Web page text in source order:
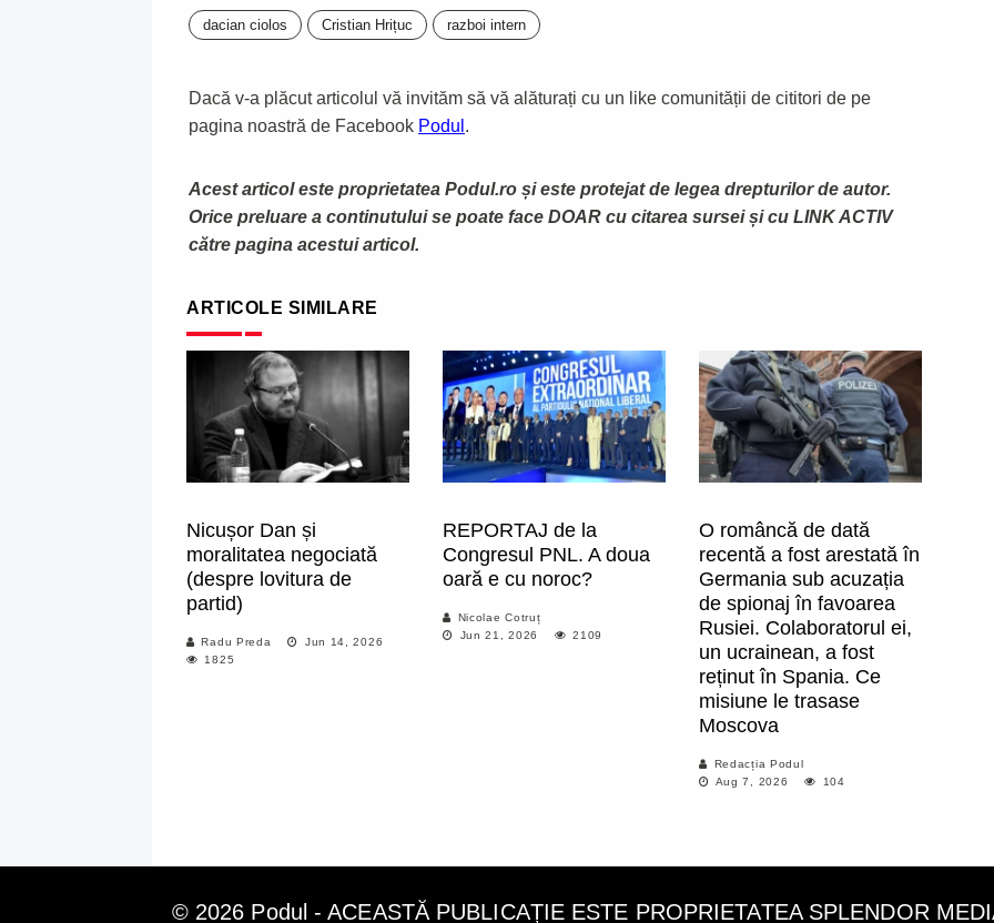
dacian ciolos Cristian Hrițuc razboi intern
Dacă v-a plăcut articolul vă invităm să vă alăturați cu un like comunității de cititori de pe
pagina noastră de Facebook Podul .
Acest articol este proprietatea Podul.ro și este protejat de legea drepturilor de autor.
Orice preluare a continutului se poate face DOAR cu citarea sursei și cu LINK ACTIV
către pagina acestui articol.
ARTICOLE SIMILARE
Nicușor Dan și
moralitatea negociată
(despre lovitura de
partid)
Radu Preda
Jun 14, 2026
1825
REPORTAJ de la
Congresul PNL. A doua
oară e cu noroc?
Nicolae Cotruț
Jun 21, 2026
2109
O româncă de dată
recentă a fost arestată în
Germania sub acuzația
de spionaj în favoarea
Rusiei. Colaboratorul ei,
un ucrainean, a fost
reținut în Spania. Ce
misiune le trasase
Moscova
Redacția Podul
Aug 7, 2026
104
© 2026 Podul - ACEASTĂ PUBLICAȚIE ESTE PROPRIETATEA SPLENDOR